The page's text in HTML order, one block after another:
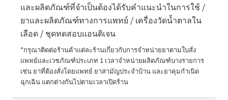
และผลิตภัณฑ์ที่จำเป็นต้องได้รับคำแนะนำในการใช้ /
ยาและผลิตภัณฑ์ทางการแพทย์ / เครื่องวัดน้ำตาลใน
เลือด / ชุดทดสอบแอนติเจน
*กรุณาติดต่อร้านค้าแต่ละร้านเกี่ยวกับการจำหน่ายยาตามใบสั่ง
แพทย์และเวชภัณฑ์ประเภท 1 เวลาจำหน่ายผลิตภัณฑ์บางรายการ
เช่น ยาที่ต้องสั่งโดยแพทย์ ยาสามัญประจำบ้าน และยาคุมกำเนิด
ฉุกเฉิน แตกต่างกันไปตามเวลาเปิดร้าน